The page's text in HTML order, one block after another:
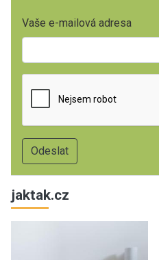
Vaše e-mailová adresa
jaktak.cz